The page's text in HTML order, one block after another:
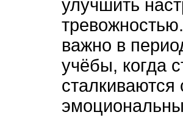
улучшить
важно в
учёбы, когда